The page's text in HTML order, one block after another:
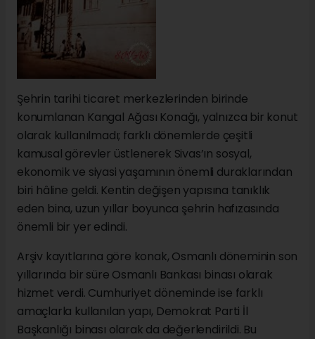
Şehrin tarihi ticaret merkezlerinden birinde
konumlanan Kangal Ağası Konağı, yalnızca bir konut
olarak kullanılmadı; farklı dönemlerde çeşitli
kamusal görevler üstlenerek Sivas’ın sosyal,
ekonomik ve siyasi yaşamının önemli duraklarından
biri hâline geldi. Kentin değişen yapısına tanıklık
eden bina, uzun yıllar boyunca şehrin hafızasında
önemli bir yer edindi.
Arşiv kayıtlarına göre konak, Osmanlı döneminin son
yıllarında bir süre Osmanlı Bankası binası olarak
hizmet verdi. Cumhuriyet döneminde ise farklı
amaçlarla kullanılan yapı, Demokrat Parti İl
Başkanlığı binası olarak da değerlendirildi. Bu